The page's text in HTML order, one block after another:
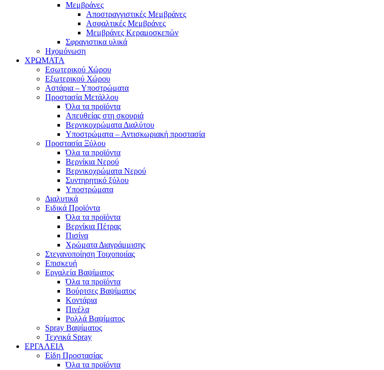
Μεμβράνες
Αποστραγγιστικές Μεμβράνες
Ασφαλτικές Μεμβράνες
Μεμβράνες Κεραμοσκεπών
Σφραγιστικα υλικά
Ηχομόνωση
ΧΡΩΜΑΤΑ
Εσωτερικού Χώρου
Εξωτερικού Χώρου
Αστάρια – Υποστρώματα
Προστασία Μετάλλου
Όλα τα προϊόντα
Απευθείας στη σκουριά
Βερνικοχρώματα Διαλύτου
Υποστρώματα – Αντισκωριακή προστασία
Προστασία Ξύλου
Όλα τα προϊόντα
Βερνίκια Νερού
Βερνικοχρώματα Νερού
Συντηρητικό ξύλου
Υποστρώματα
Διαλυτικά
Ειδικά Προϊόντα
Όλα τα προϊόντα
Βερνίκια Πέτρας
Πισίνα
Χρώματα Διαγράμμισης
Στεγανοποίηση Τοιχοποιίας
Επισκευή
Εργαλεία Βαψίματος
Όλα τα προϊόντα
Βούρτσες Βαψίματος
Κοντάρια
Πινέλα
Ρολλά Βαψίματος
Spray Βαψίματος
Τεχνικά Spray
ΕΡΓΑΛΕΙΑ
Είδη Προστασίας
Όλα τα προϊόντα